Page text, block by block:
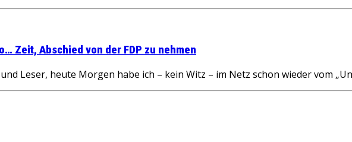
Zeit, Abschied von der FDP zu nehmen
Leser, heute Morgen habe ich – kein Witz – im Netz schon wieder vom